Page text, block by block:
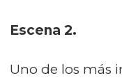
Escena 2.
Uno de los más